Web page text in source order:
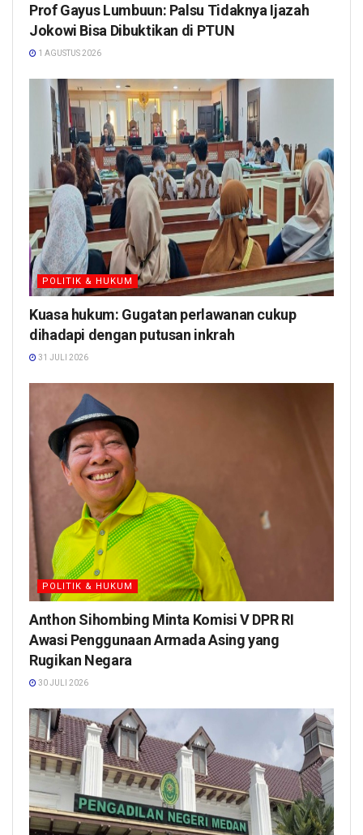
Prof Gayus Lumbuun: Palsu Tidaknya Ijazah
Jokowi Bisa Dibuktikan di PTUN
1 AGUSTUS 2026
POLITIK & HUKUM
Kuasa hukum: Gugatan perlawanan cukup
dihadapi dengan putusan inkrah
31 JULI 2026
POLITIK & HUKUM
Anthon Sihombing Minta Komisi V DPR RI
Awasi Penggunaan Armada Asing yang
Rugikan Negara
30 JULI 2026